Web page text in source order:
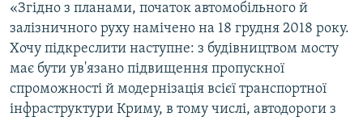
«Згідно з планами, початок автомобільного й
залізничного руху намічено на 18 грудня 2018 року.
Хочу підкреслити наступне: з будівництвом мосту
має бути ув'язано підвищення пропускної
спроможності й модернізація всієї транспортної
інфраструктури Криму, в тому числі, автодороги з